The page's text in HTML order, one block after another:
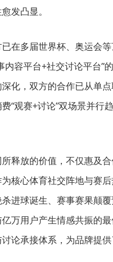
发凸显。
在多届世界杯、奥运会
内容平台+社交讨论平台”
化，双方的合作已从单
“观赛+讨论”双场景并行
释放的价值，不仅惠及
核心体育社交阵地与赛
进球诞生、赛事赛果颠
万用户产生情感共振的
论承接体系，为品牌提